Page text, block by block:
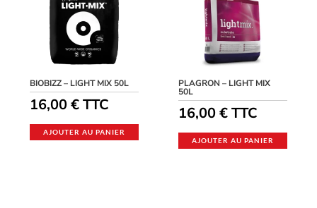
BIOBIZZ – LIGHT MIX 50L
16,00€ TTC
AJOUTER AU PANIER
PLAGRON – LIGHT MIX
50L
16,00€TTC
AJOUTER AU PANIER